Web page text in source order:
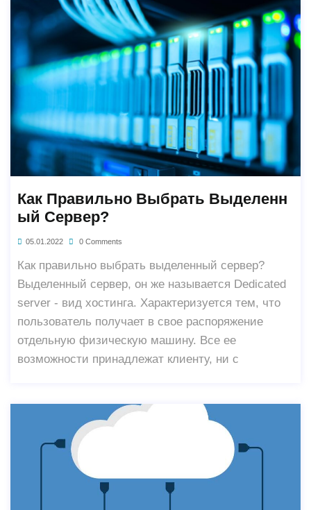
Как Правильно Выбрать Выделенн
Ый Сервер?
05.01.2022 0 Comments
Как правильно выбрать выделенный сервер?
Выделенный сервер, он же называется Dedicated
server - вид хостинга. Характеризуется тем, что
пользователь получает в свое распоряжение
отдельную физическую машину. Все ее
возможности принадлежат клиенту, ни с